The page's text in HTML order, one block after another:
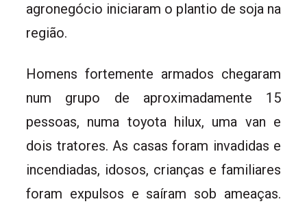
agronegócio iniciaram o plantio de soja na
região.
Homens fortemente armados chegaram
num grupo de aproximadamente 15
pessoas, numa toyota hilux, uma van e
dois tratores. As casas foram invadidas e
incendiadas, idosos, crianças e familiares
foram expulsos e saíram sob ameaças.